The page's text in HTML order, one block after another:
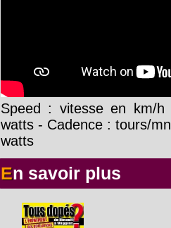
Speed : vitesse en km/h
watts - Cadence : tours/
watts
En savoir plus